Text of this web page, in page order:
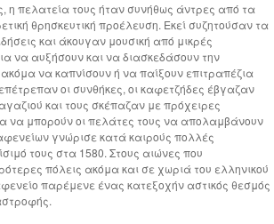
η πελατεία τους ήταν συνήθως άντρες από τα
θρησκευτική προέλευση. Εκεί συζητούσαν τα
και άκουγαν μουσική από μικρές
να αυξήσουν και να διασκεδάσουν την
να καπνίσουν ή να παίξουν επιτραπέζια
οι συνθήκες, οι καφετζήδες έβγαζαν
και τους σκέπαζαν με πρόχειρες
να μπορούν οι πελάτες τους να απολαμβάνουν
γνώρισε κατά καιρούς πολλές
τους στα 1580. Στους αιώνες που
πόλεις ακόμα και σε χωριά του ελληνικού
παρέμενε ένας κατεξοχήν αστικός θεσμός